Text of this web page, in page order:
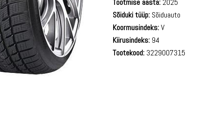
Tootmise aasta: 2025
Sõiduki tüüp: Sõiduauto
Koormusindeks:V
Kiirusindeks: 94
Tootekood: 3229007315